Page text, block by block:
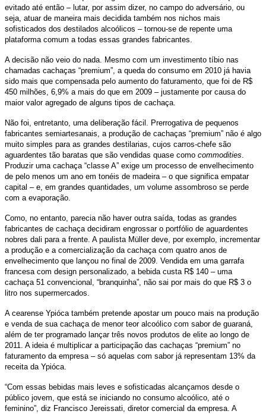
evitado até então – lutar, por assim dizer, no campo do adversário, ou
seja, atuar de maneira mais decidida também nos nichos mais
sofisticados dos destilados alcoólicos – tornou-se de repente uma
plataforma comum a todas essas grandes fabricantes.
A decisão não veio do nada. Mesmo com um investimento tíbio nas
chamadas cachaças “premium”, a queda do consumo em 2010 já havia
sido mais que compensada pelo aumento do faturamento, que foi de R$
450 milhões, 6,9% a mais do que em 2009 – justamente por causa do
maior valor agregado de alguns tipos de cachaça.
Não foi, entretanto, uma deliberação fácil. Prerrogativa de pequenos
fabricantes semiartesanais, a produção de cachaças “premium” não é algo
muito simples para as grandes destilarias, cujos carros-chefe são
aguardentes tão baratas que são vendidas quase como commodities.
Produzir uma cachaça “classe A” exige um processo de envelhecimento
de pelo menos um ano em tonéis de madeira – o que significa empatar
capital – e, em grandes quantidades, um volume assombroso se perde
com a evaporação.
Como, no entanto, parecia não haver outra saída, todas as grandes
fabricantes de cachaça decidiram engrossar o portfólio de aguardentes
nobres dali para a frente. A paulista Müller deve, por exemplo, incrementar
a produção e a comercialização da cachaça com quatro anos de
envelhecimento que lançou no final de 2009. Vendida em uma garrafa
francesa com design personalizado, a bebida custa R$ 140 – uma
cachaça 51 convencional, “branquinha”, não sai por mais do que R$ 3 o
litro nos supermercados.
A cearense Ypióca também pretende apostar um pouco mais na produção
e venda de sua cachaça de menor teor alcoólico com sabor de guaraná,
além de ter programado lançar três novos produtos de elite ao longo de
2011. A ideia é multiplicar a participação das cachaças “premium” no
faturamento da empresa – só aquelas com sabor já representam 13% da
receita da Ypióca.
“Com essas bebidas mais leves e sofisticadas alcançamos desde o
público jovem, que está se iniciando no consumo alcoólico, até o
feminino”, diz Francisco Jereissati, diretor comercial da empresa. A